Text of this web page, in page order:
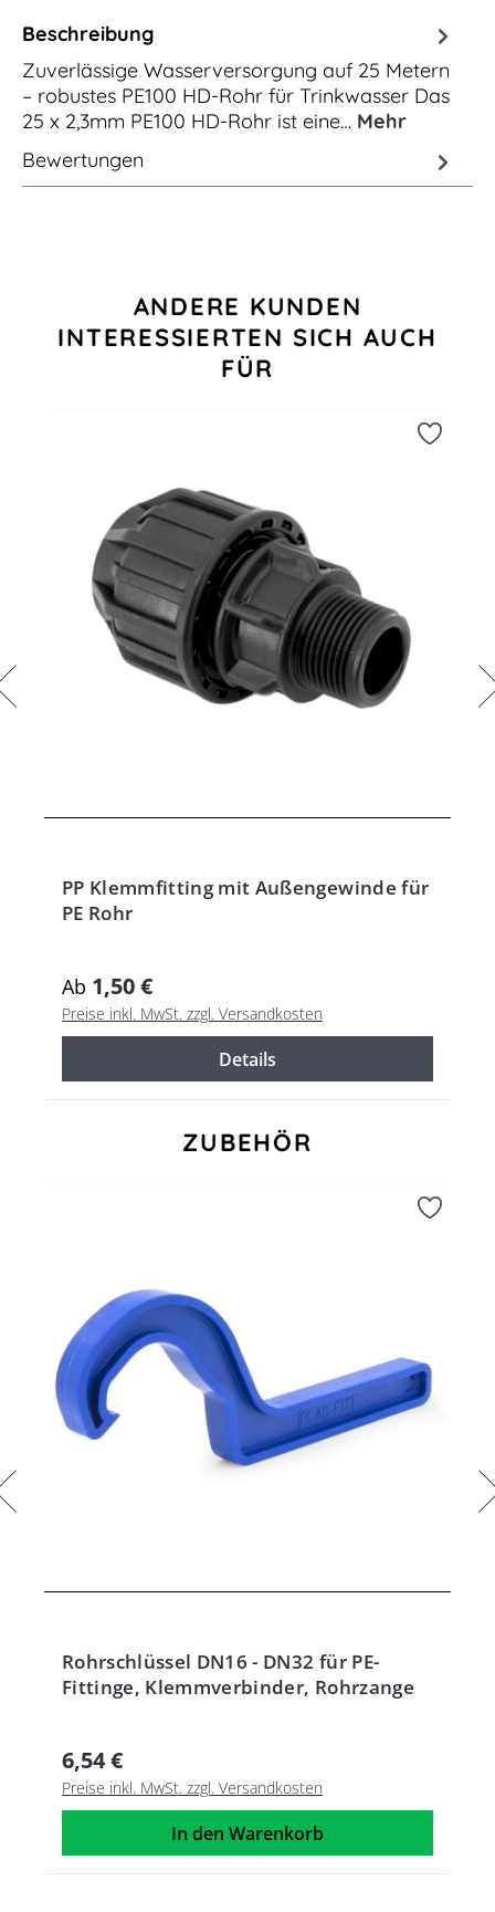
Beschreibung
Zuverlässige Wasserversorgung auf 25 Metern
– robustes PE100 HD-Rohr für Trinkwasser Das
25 x 2,3mm PE100 HD-Rohr ist eine… Mehr
Bewertungen
Produktgalerie überspringen
ANDERE KUNDEN
INTERESSIERTEN SICH AUCH
FÜR
PP Klemmfitting mit Außengewinde für
PE Rohr
Ab 1,50 €
Preise inkl. MwSt. zzgl. Versandkosten
Details
Produktgalerie überspringen
ZUBEHÖR
Rohrschlüssel DN16 - DN32 für PE-
Fittinge, Klemmverbinder, Rohrzange
6,54 €
Preise inkl. MwSt. zzgl. Versandkosten
In den Warenkorb